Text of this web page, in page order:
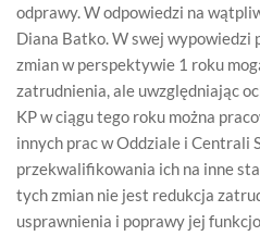
odprawy. W odpowiedzi na
Diana Batko. W swej wypowiedzi
zmian w perspektywie 1 roku
zatrudnienia, ale uwzględniając
KP w ciągu tego roku można
innych prac w Oddziale i Centrali
przekwalifikowania ich na inne
tych zmian nie jest redukcja
usprawnienia i poprawy jej